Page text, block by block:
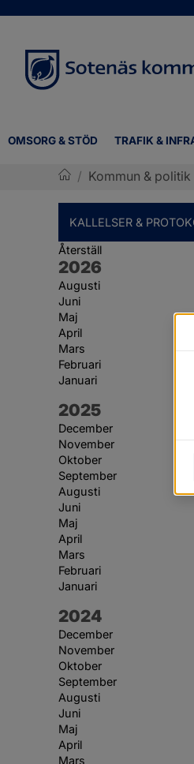
OMSORG & STÖD TRAFIK &
/ Kommun & politik
KALLELSER &
Återställ
År:
2026
Augusti
Juni
Maj
April
Mars
Februari
Januari
År:
2025
December
November
Oktober
September
Augusti
Juni
Maj
April
Mars
Februari
Januari
År:
2024
December
November
Oktober
September
Augusti
Juni
Maj
April
Mars